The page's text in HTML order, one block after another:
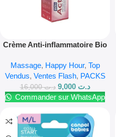
Crème Anti-inflammatoire Bio
Massage, Happy Hour, Top
Vendus, Ventes Flash, PACKS
د.ت16,000 د.ت 9,000
Commander sur WhatsApp